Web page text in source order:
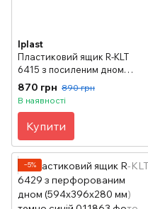
Iplast
Пластиковий ящик R-KLT
6415 з посиленим дном
(594х396х147 мм) темно
синій
870 грн 890 грн
В наявності
Купити
−5%